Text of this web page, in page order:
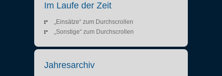
Im Laufe der Zeit
„Einsätze“ zum Durchscrollen
„Sonstige“ zum Durchscrollen
Jahresarchiv